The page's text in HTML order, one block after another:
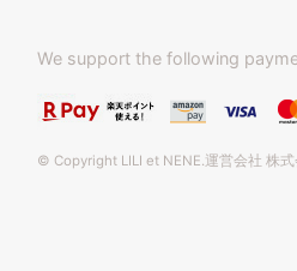
We support the following
© Copyright LILI et NENE.運営会社 株